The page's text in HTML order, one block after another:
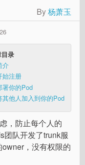
By杨萧玉
录
介
始注册
署你的Pod
其他人加入到你的Pod
，防止每个人的
队开发了trunk服
，没有权限的